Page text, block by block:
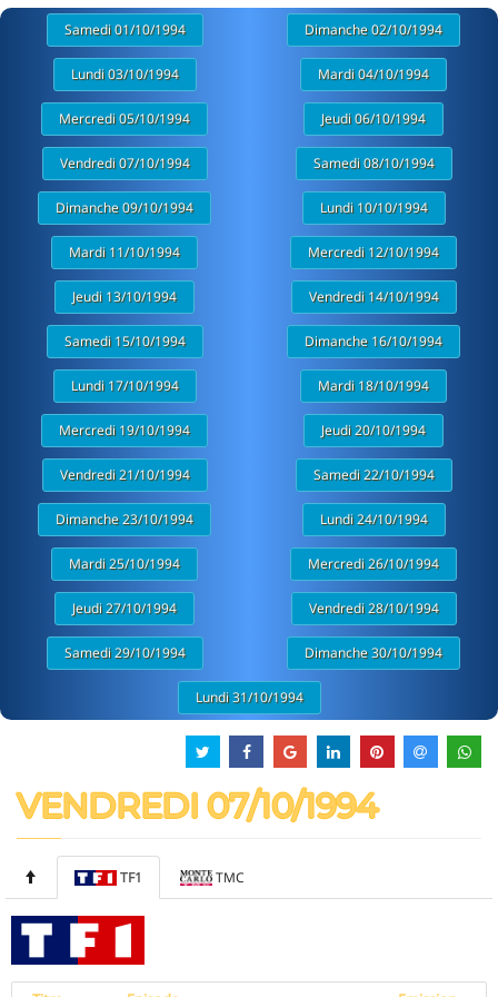
Samedi 01/10/1994 Dimanche 02/10/1994
Lundi 03/10/1994 Mardi 04/10/1994
Mercredi 05/10/1994 Jeudi 06/10/1994
Vendredi 07/10/1994 Samedi 08/10/1994
Dimanche 09/10/1994 Lundi 10/10/1994
Mardi 11/10/1994 Mercredi 12/10/1994
Jeudi 13/10/1994 Vendredi 14/10/1994
Samedi 15/10/1994 Dimanche 16/10/1994
Lundi 17/10/1994 Mardi 18/10/1994
Mercredi 19/10/1994 Jeudi 20/10/1994
Vendredi 21/10/1994 Samedi 22/10/1994
Dimanche 23/10/1994 Lundi 24/10/1994
Mardi 25/10/1994 Mercredi 26/10/1994
Jeudi 27/10/1994 Vendredi 28/10/1994
Samedi 29/10/1994 Dimanche 30/10/1994
Lundi 31/10/1994
VENDREDI 07/10/1994
TF1 TMC